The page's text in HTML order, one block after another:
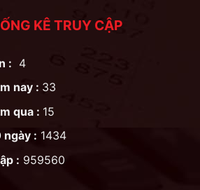
KÊ TRUY CẬP
: 4
nay : 33
qua : 15
ngày : 1434
: 959560